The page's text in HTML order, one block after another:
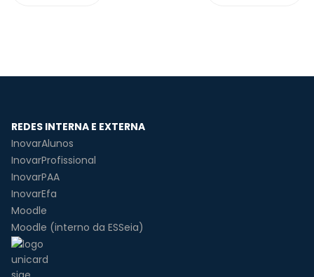
REDES INTERNA E EXTERNA
InovarAlunos
InovarProfissional
InovarPAA
InovarEfa
Moodle
Moodle (interno da ESSeia)